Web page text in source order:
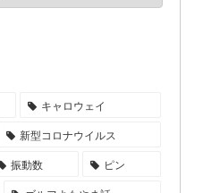
キャロウェイ
新型コロナウイルス
振動数
ピン